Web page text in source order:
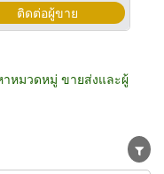
ติดต่อผู้ขาย
าหมวดหมู่ ขายส่งและผู้